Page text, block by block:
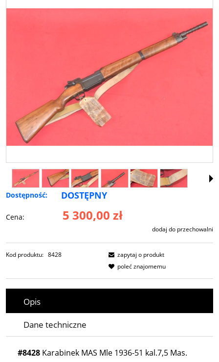
Dostępność: DOSTĘPNY
Cena: 5 300,00 zł
dodaj do przechowalni
Kod produktu: 8428
zapytaj o produkt
poleć znajomemu
Opis
Dane techniczne
#8428 Karabinek MAS Mle 1936-51 kal.7,5 Mas.